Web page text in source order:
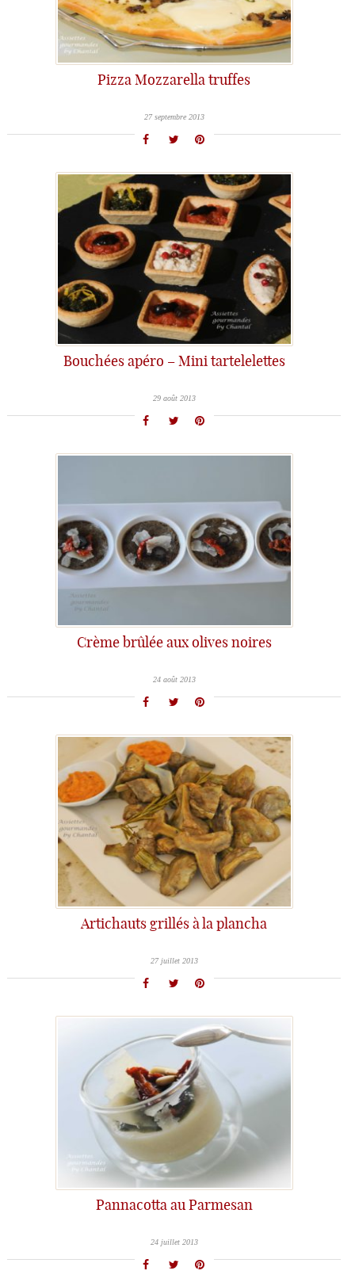
Pizza Mozzarella truffes
27 septembre 2013
Bouchées apéro – Mini tartelelettes
29 août 2013
Crème brûlée aux olives noires
24 août 2013
Artichauts grillés à la plancha
27 juillet 2013
Pannacotta au Parmesan
24 juillet 2013